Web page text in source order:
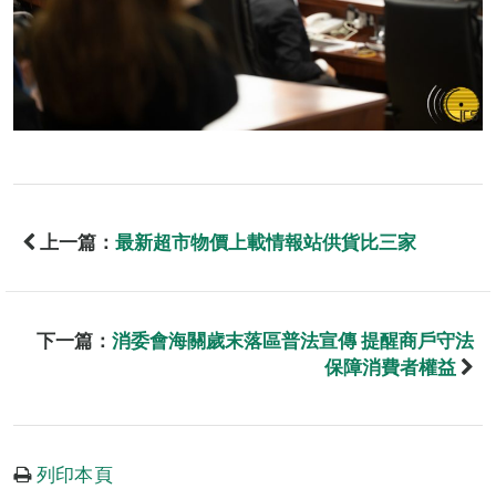
上一篇： 最新超市物價上載情報站供貨比三家
下一篇： 消委會海關歲末落區普法宣傳 提醒商戶守法
保障消費者權益
列印本頁